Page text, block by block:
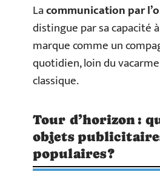
Lacommunication par
distingue par sa capacité
marque comme un
quotidien, loin du
classique.
Tour d’horizon :
objets
populaires ?